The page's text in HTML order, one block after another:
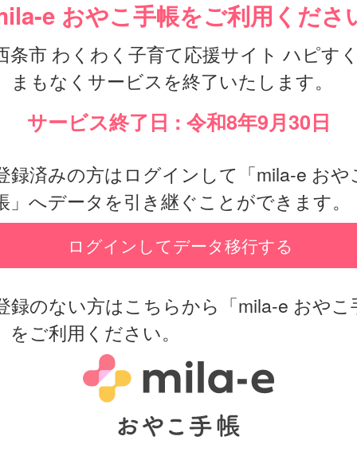
e おやこ手帳をご利用くださ
条市 わくわく子育て応援サイト ハピすく
まもなくサービスを終了いたします。
サービス終了日 : 令和8年9月30日
録済みの方はログインして「mila-e おや
」へデータを引き継ぐことができます。
ログインしてデータ移行する
録のない方はこちらから「mila-e おやこ
をご利用ください。